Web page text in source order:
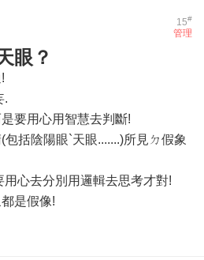
15#
管理
眼？
.
要用心用智慧去判斷!
括陰陽眼`天眼.......)所見ㄉ假象
心去分別用邏輯去思考才對!
是假像!